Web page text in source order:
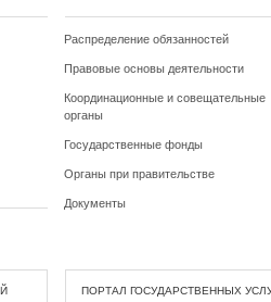
Распределение обязанностей
Правовые основы деятельности
Координационные и совещательные
органы
Государственные фонды
Органы при правительстве
Документы
ПОРТАЛ ГОСУДАРСТВЕННЫХ